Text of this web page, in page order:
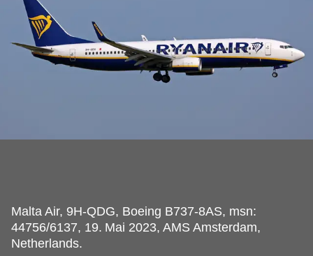
Malta Air, 9H-QDG, Boeing B737-8AS, msn:
44756/6137, 19. Mai 2023, AMS Amsterdam,
Netherlands.